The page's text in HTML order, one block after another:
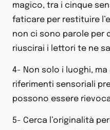
magico, tra i cinque
faticare per restituire
non ci sono parole per
riuscirai i lettori te ne
4- Non solo i luoghi,
riferimenti sensoriali
possono essere
5- Cerca l’originalità